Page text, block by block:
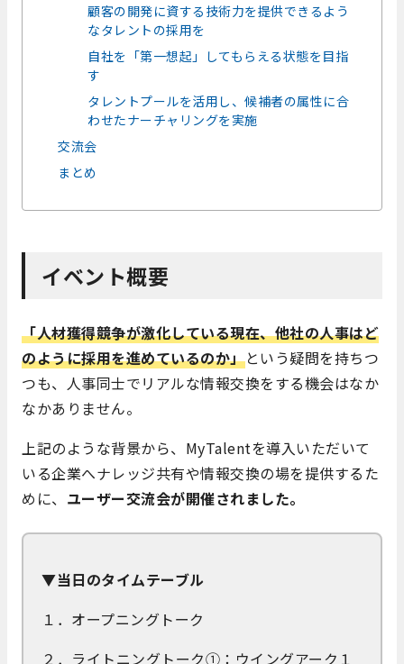
顧客の開発に資する技術力を提供できるよう
なタレントの採用を
自社を「第一想起」してもらえる状態を目指
す
タレントプールを活用し、候補者の属性に合
わせたナーチャリングを実施
交流会
まとめ
イベント概要
「人材獲得競争が激化している現在、他社の人事はど
のように採用を進めているのか」という疑問を持ちつ
つも、人事同士でリアルな情報交換をする機会はなか
なかありません。
上記のような背景から、MyTalentを導入いただいて
いる企業へナレッジ共有や情報交換の場を提供するた
めに、 ユーザー交流会が開催されました。
▼当日のタイムテーブル
１．オープニングトーク
２．ライトニングトーク①：ウイングアーク１